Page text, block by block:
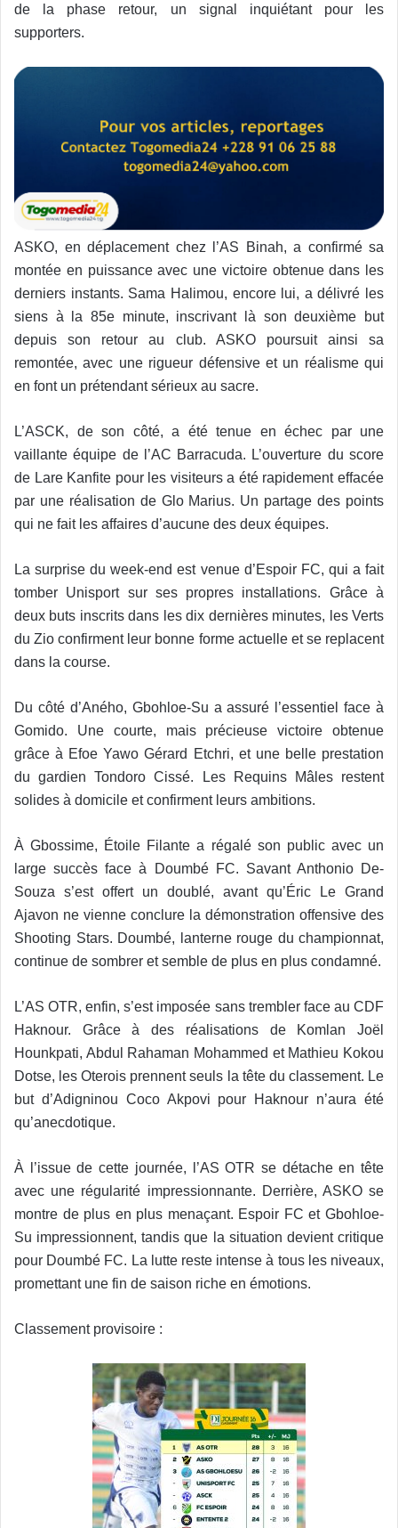
de la phase retour, un signal inquiétant pour les
supporters.
ASKO, en déplacement chez l’AS Binah, a confirmé sa
montée en puissance avec une victoire obtenue dans les
derniers instants. Sama Halimou, encore lui, a délivré les
siens à la 85e minute, inscrivant là son deuxième but
depuis son retour au club. ASKO poursuit ainsi sa
remontée, avec une rigueur défensive et un réalisme qui
en font un prétendant sérieux au sacre.
L’ASCK, de son côté, a été tenue en échec par une
vaillante équipe de l’AC Barracuda. L’ouverture du score
de Lare Kanfite pour les visiteurs a été rapidement effacée
par une réalisation de Glo Marius. Un partage des points
qui ne fait les affaires d’aucune des deux équipes.
La surprise du week-end est venue d’Espoir FC, qui a fait
tomber Unisport sur ses propres installations. Grâce à
deux buts inscrits dans les dix dernières minutes, les Verts
du Zio confirment leur bonne forme actuelle et se replacent
dans la course.
Du côté d’Aného, Gbohloe-Su a assuré l’essentiel face à
Gomido. Une courte, mais précieuse victoire obtenue
grâce à Efoe Yawo Gérard Etchri, et une belle prestation
du gardien Tondoro Cissé. Les Requins Mâles restent
solides à domicile et confirment leurs ambitions.
À Gbossime, Étoile Filante a régalé son public avec un
large succès face à Doumbé FC. Savant Anthonio De-
Souza s’est offert un doublé, avant qu’Éric Le Grand
Ajavon ne vienne conclure la démonstration offensive des
Shooting Stars. Doumbé, lanterne rouge du championnat,
continue de sombrer et semble de plus en plus condamné.
L’AS OTR, enfin, s’est imposée sans trembler face au CDF
Haknour. Grâce à des réalisations de Komlan Joël
Hounkpati, Abdul Rahaman Mohammed et Mathieu Kokou
Dotse, les Oterois prennent seuls la tête du classement. Le
but d’Adigninou Coco Akpovi pour Haknour n’aura été
qu’anecdotique.
À l’issue de cette journée, l’AS OTR se détache en tête
avec une régularité impressionnante. Derrière, ASKO se
montre de plus en plus menaçant. Espoir FC et Gbohloe-
Su impressionnent, tandis que la situation devient critique
pour Doumbé FC. La lutte reste intense à tous les niveaux,
promettant une fin de saison riche en émotions.
Classement provisoire :